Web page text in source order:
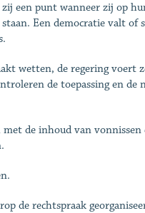
een punt wanneer zij op
Een democratie valt of
wetten, de regering voert
de toepassing en de
met de inhoud van vonnissen
de rechtspraak